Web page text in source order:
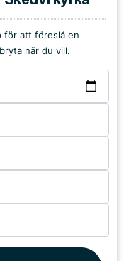
för att föreslå en
när du vill.